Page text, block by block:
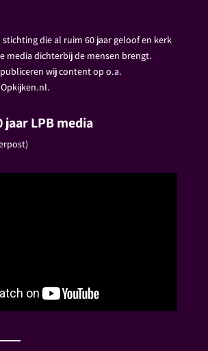
stichting die al ruim 60 jaar geloof en kerk
media dichterbij de mensen brengt.
wij content op o.a.
jaar LPB media